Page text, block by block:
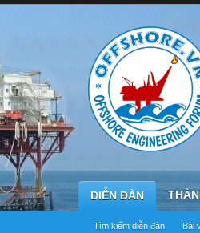
DIỄN ĐÀN
Tìm kiếm diễn đàn Bài